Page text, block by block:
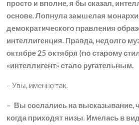
просто и вполне, я бы сказал,
основе. Лопнула замшелая
демократического правления
интеллигенция. Правда, недолго
октябре 25 октября (по старому
«интеллигент» стало ругательным.
– Увы, именно так.
– Вы сослались на высказывание,
когда приходят низы. Имелась в